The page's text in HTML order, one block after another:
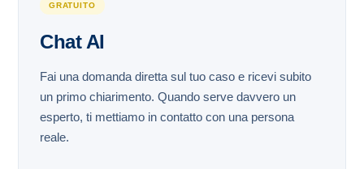
GRATUITO
Chat AI
Fai una domanda diretta sul tuo caso e ricevi subito
un primo chiarimento. Quando serve davvero un
esperto, ti mettiamo in contatto con una persona
reale.